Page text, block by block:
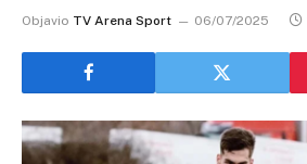
Objavio TV Arena Sport 06/07/2025